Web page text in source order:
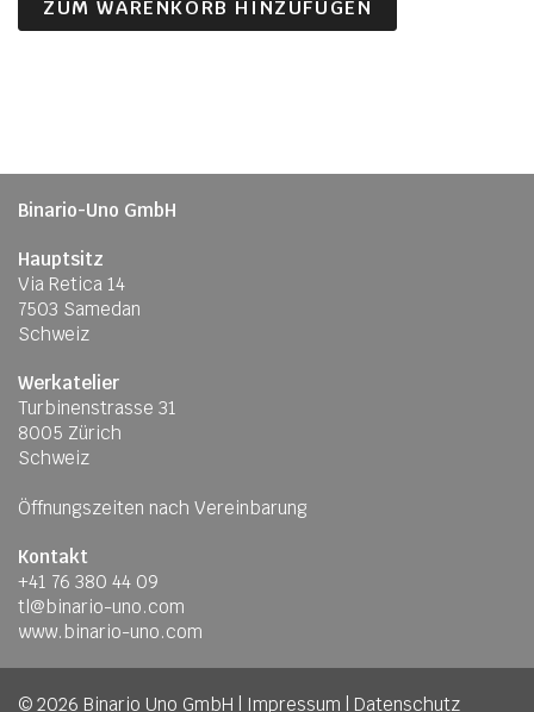
ZUM WARENKORB HINZUFÜGEN
Binario-Uno GmbH
Hauptsitz
Via Retica 14
7503 Samedan
Schweiz
Werkatelier
Turbinenstrasse 31
8005 Zürich
Schweiz
Öffnungszeiten nach Vereinbarung
Kontakt
+41 76 380 44 09
tl@binario-uno.com
www.binario-uno.com
© 2026 Binario Uno GmbH Impressum Datenschutz